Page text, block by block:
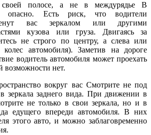
полосе, а не в междурядье В
опасно. Есть риск, что водители
вас зеркалом или другими
кузова или груза. Двигаясь за
не строго по центру, а слева или
автомобиля). Заметив на дороге
водитель автомобиля может проехать
возможности нет.
вокруг вас Смотрите не под
зеркала заднего вида. При движении в
не только в свои зеркала, но и в
едущего впереди автомобиля. В них
этого авто, и можно заблаговременно